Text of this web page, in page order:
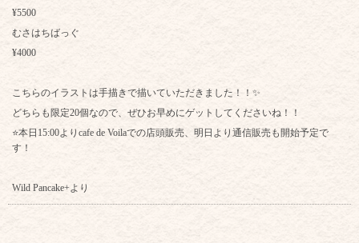
¥5500
むさはちばっぐ
¥4000
こちらのイラストは手描きで描いていただきました！！✨
どちらも限定20個なので、ぜひお早めにゲットしてくださいね！！
⭐本日15:00よりcafe de Voilaでの店頭販売、明日より通信販売も開始予定で
す！
Wild Pancake+より